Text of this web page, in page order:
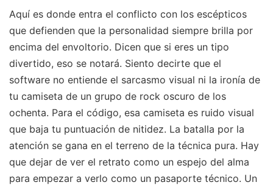
Aquí es donde entra el conflicto con los escépticos
que defienden que la personalidad siempre brilla por
encima del envoltorio. Dicen que si eres un tipo
divertido, eso se notará. Siento decirte que el
software no entiende el sarcasmo visual ni la ironía de
tu camiseta de un grupo de rock oscuro de los
ochenta. Para el código, esa camiseta es ruido visual
que baja tu puntuación de nitidez. La batalla por la
atención se gana en el terreno de la técnica pura. Hay
que dejar de ver el retrato como un espejo del alma
para empezar a verlo como un pasaporte técnico. Un